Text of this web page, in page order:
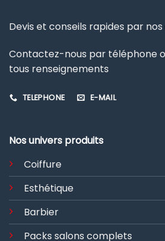
Devis et conseils rapides par
Contactez-nous par téléphone
tous renseignements
TELEPHONE E-MAIL
Nos univers produits
Coiffure
Esthétique
Barbier
Packs salons complets